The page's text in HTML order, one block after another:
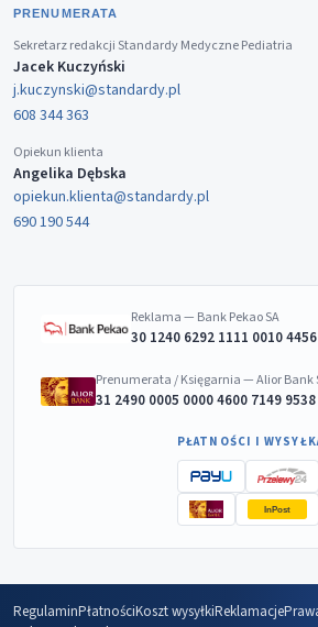
PRENUMERATA
Sekretarz redakcji Standardy Medyczne Pediatria
Jacek Kuczyński
j.kuczynski@standardy.pl
608 344 363
Opiekun klienta
Angelika Dębska
opiekun.klienta@standardy.pl
690 190 544
Reklama — Bank Pekao SA
30 1240 6292 1111 0010
Prenumerata / Księgarnia — Alior Bank
31 2490 0005 0000 4600 7149 9538
PŁATNOŚCI I
InPost
RegulaminPłatnościKoszt wysyłkiReklamacje